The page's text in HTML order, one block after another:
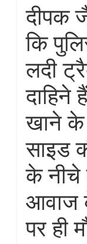
दीपक
कि
लदी
खाने के
साइड
के नीचे
आवाज
पर ही